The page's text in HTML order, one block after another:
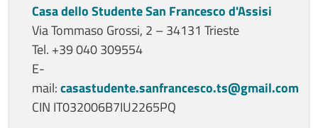
Casa dello Studente San Francesco d'Assisi
Via Tommaso Grossi, 2 – 34131 Trieste
Tel. +39 040 309554
E-
mail:casastudente.sanfrancesco.ts@gmail.com
CIN IT032006B7IU2265PQ